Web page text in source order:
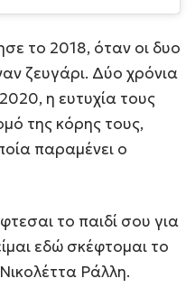
το 2018, όταν οι δυο
ζευγάρι. Δύο χρόνια
η ευτυχία τους
της κόρης τους,
παραμένει ο
το παιδί σου για
εδώ σκέφτομαι το
Ράλλη.